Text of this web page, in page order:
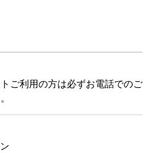
ご利用の方は必ずお電話でのご